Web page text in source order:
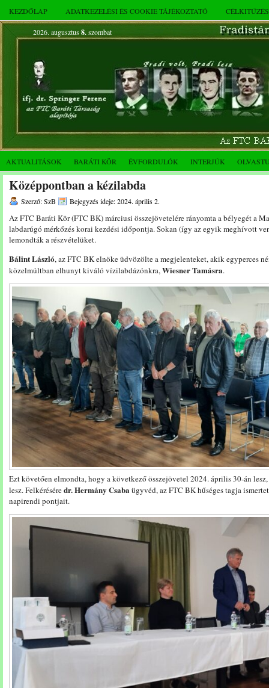
KEZDŐLAP ADATKEZELÉSI ÉS COOKIE TÁJÉKOZTATÓ
2026. augusztus 8.szombat
AKTUALITÁSOK BARÁTI KÖR ÉVFORDULÓK INTERJÚK
Középpontban a kézilabda
Szerző: SzB Bejegyzés ideje: 2024. április 2.
Az FTC Baráti Kör (FTC BK) márciusi összejövetelére rányomta a bélyegét a
labdarúgó mérkőzés korai kezdési időpontja. Sokan (így az egyik meghívott
lemondták a részvételüket.
Bálint László, az FTC BK elnöke üdvözölte a megjelenteket, akik egyperces
közelmúltban elhunyt kiváló vízilabdázónkra,Wiesner Tamásra.
Ezt követően elmondta, hogy a következő összejövetel 2024. április 30-án
lesz. Felkéréséredr. Hermány Csaba ügyvéd, az FTC BK hűséges tagja
napirendi pontjait.